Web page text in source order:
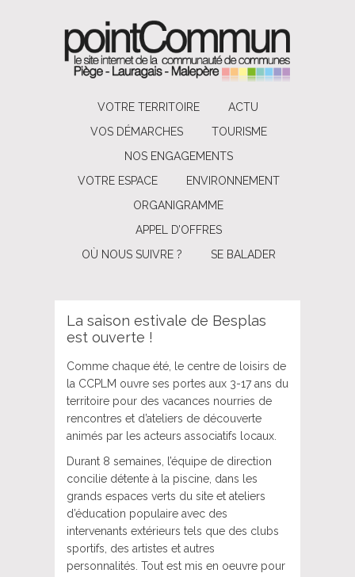
VOTRE TERRITOIRE
ACTU
VOS DÉMARCHES
TOURISME
NOS ENGAGEMENTS
VOTRE ESPACE
ENVIRONNEMENT
ORGANIGRAMME
APPEL D’OFFRES
OÙ NOUS SUIVRE ?
SE BALADER
La saison estivale de Besplas
est ouverte !
Comme chaque été, le centre de loisirs de
la CCPLM ouvre ses portes aux 3-17 ans du
territoire pour des vacances nourries de
rencontres et d’ateliers de découverte
animés par les acteurs associatifs locaux.
Durant 8 semaines, l’équipe de direction
concilie détente à la piscine, dans les
grands espaces verts du site et ateliers
d’éducation populaire avec des
intervenants extérieurs tels que des clubs
sportifs, des artistes et autres
personnalités. Tout est mis en oeuvre pour